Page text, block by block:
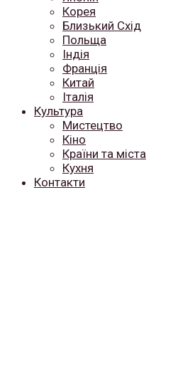
Корея
Близький Схід
Польща
Індія
Франція
Китай
Італія
Культура
Мистецтво
Кіно
Країни та міста
Кухня
Контакти